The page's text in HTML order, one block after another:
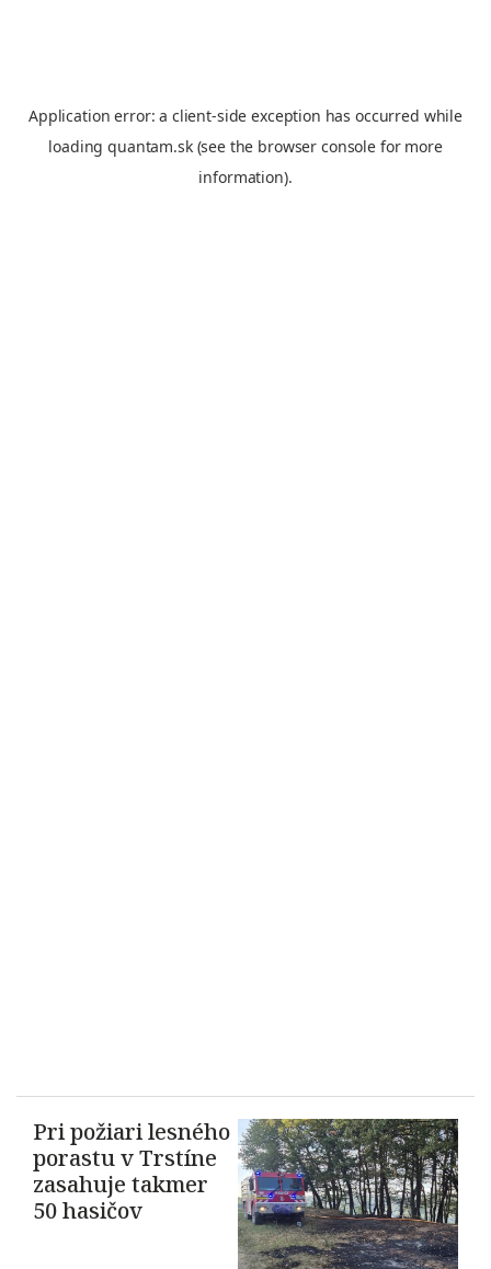
Pri požiari lesného
porastu v Trstíne
zasahuje takmer
50 hasičov